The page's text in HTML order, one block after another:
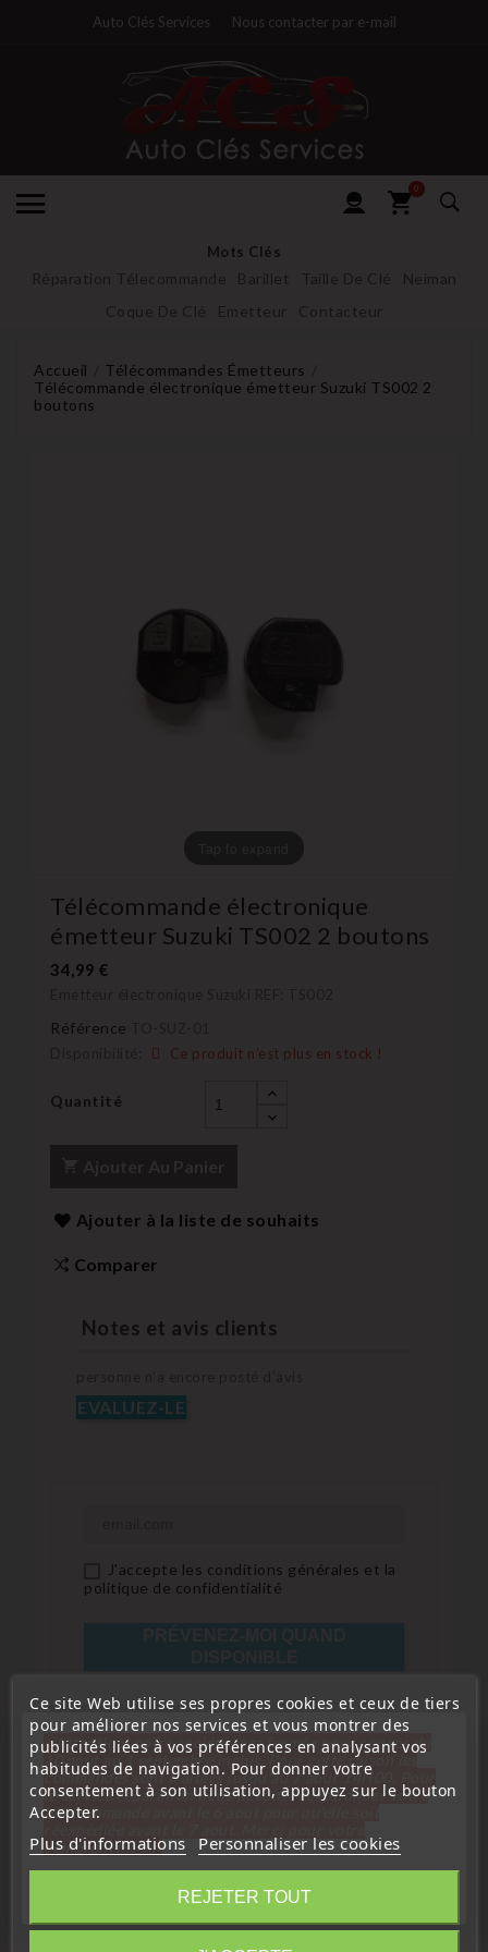
Auto Clés Services Nous contacter par e-mail
0
Mots Clés
Réparation Télecommande Barillet Taille De Clé
Neiman
Coque De Clé
Emetteur Contacteur
Accueil
Télécommandes Émetteurs
Télécommande électronique émetteur Suzuki TS002 2
boutons
Télécommande électronique
émetteur Suzuki TS002 2 boutons
34,99 €
Référence
Ce produit n’est plus en stock !
Quantité
Ajouter à la liste de souhaits
Comparer
Notes et avis clients
EVALUEZ-LE
J'accepte les conditions générales et la
politique de confidentialité
Description Détails du produit
Ce site Web utilise ses propres cookies et ceux de tiers
pour améliorer nos services et vous montrer des
publicités liées à vos préférences en analysant vos
habitudes de navigation. Pour donner votre
consentement à son utilisation, appuyez sur le bouton
Accepter.
Plus d'informations Personnaliser les cookies
REJETER TOUT
« Attention, notre société sera fermée pour congés du
10 aout au 1 septembre inclus. Pour cette raison les
commandes sont traitées jusqu'au 7 aout 14H00. Pour
le service réparation nous devons réceptionner votre
télécommande avant le 6 aout pour qu'elle soit
compréhension»
Fermer
Information